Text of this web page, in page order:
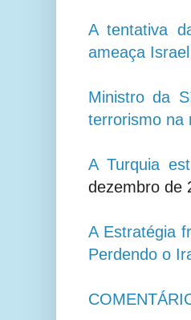
A tentativa
ameaça
Ministro da
terrorismo na
A Turquia
dezembro de
A Estratégia
Perdendo o